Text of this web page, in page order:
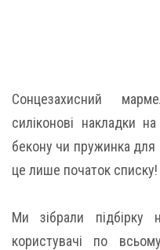
Сонцезахисний
силіконові накладки
бекону чи пружинка для
це лише початок списку!
Ми зібрали підбірку
користувачі по